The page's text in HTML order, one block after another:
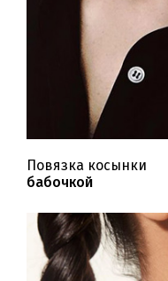
Повязка косынки
бабочкой